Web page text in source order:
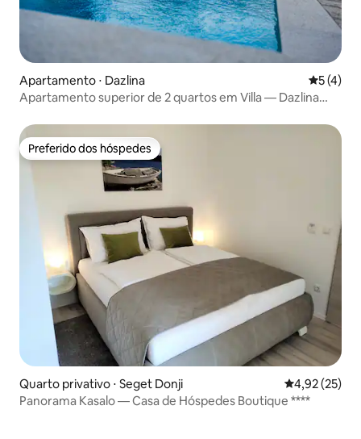
Apartamento ⋅ Dazlina 5 de
5 (4)
Apartamento superior de 2 quartos em Villa — Dazlina
Preferido dos hóspedes
Preferido dos hóspedes
Quarto privativo ⋅ Seget Donji 4,92 de uma
4,92 (25)
Panorama Kasalo — Casa de Hóspedes Boutique ****